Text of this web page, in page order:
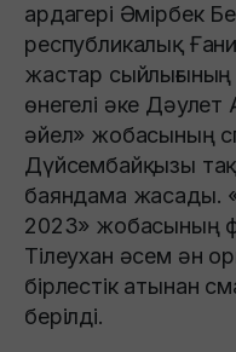
ардагері Әмірбек
республикалық
жастар
өнегелі әке
әйел» жобасының
Дүйсембайқызы
баяндама жасады.
2023» жобасының
Тілеухан әсем ән
бірлестік атынан
берілді.